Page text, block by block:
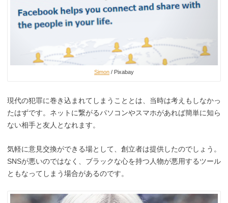
Simon / Pixabay
現代の犯罪に巻き込まれてしまうこととは、当時は考えもしなかっ
たはずです。ネットに繋がるパソコンやスマホがあれば簡単に知ら
ない相手と友人となれます。
気軽に意見交換ができる場として、創立者は提供したのでしょう。
SNSが悪いのではなく、ブラックな心を持つ人物が悪用するツール
ともなってしまう場合があるのです。